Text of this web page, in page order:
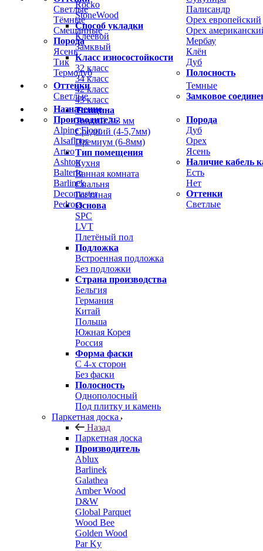
Светлые
Тёмные
Смешанные
Порода
Ясень
Тик
Термодуб
Палисандр
Орех европейский
Орех
Мербау
Клён
Дуб
Полосность
Оттенки
Светлые
Темные
Замковое
Назначение
Производитель
Alpine Floor
Alsafloor
Arteo
Ashton
Balterio
Barlinek
Decomaster
Pedross
Порода
Дуб
Орех
Ясень
Наличие кабель
Есть
Нет
Оттенки
Светлые
Rocko
StoneWood
Способ укладки
Клеевой
Замквый
Класс износостойкости
32 класс
34 класс
42 класс
43 класс
Толщина
Тонкий 2-3 мм
Средний (4-5,7мм)
Премиум (6-8мм)
Тип помещения
Кухня
Ванная комната
Спальня
Гостиная
Основа
SPC
LVT
Плетёный пол
Подложка
Встроенная подложка
Без подложки
Страна производства
Бельгия
Германия
Китай
Польша
Южная Корея
Россия
Форма фаски
С 4-х сторон
Без фаски
Полосность
Однополосный
Под плитку и камень
Паркетная доска
Назад
Паркетная доска
Производитель
Ablux
Barlinek
Galathea
Amber Wood
D&W
Global Parquet
Wood Bee
Golden Wood
Par Ky